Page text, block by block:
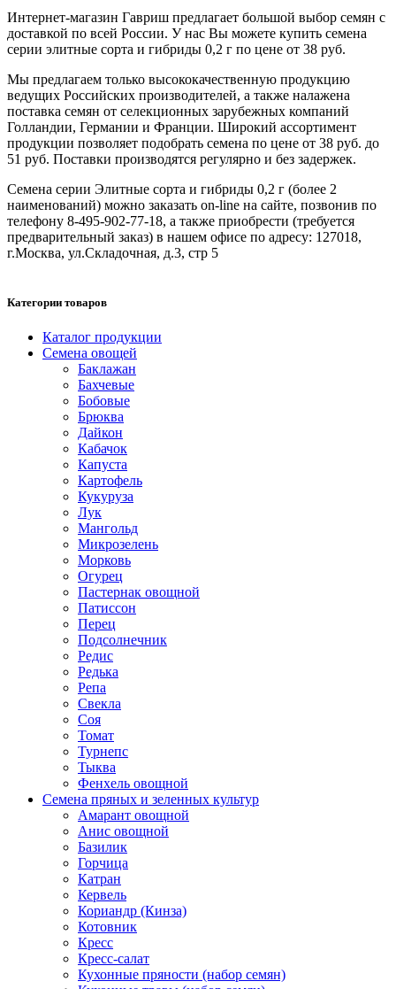
Интернет-магазин Гавриш предлагает большой выбор семян с
доставкой по всей России. У нас Вы можете купить семена
серии элитные сорта и гибриды 0,2 г по цене от 38 руб.
Мы предлагаем только высококачественную продукцию
ведущих Российских производителей, а также налажена
поставка семян от селекционных зарубежных компаний
Голландии, Германии и Франции. Широкий ассортимент
продукции позволяет подобрать семена по цене от 38 руб. до
51 руб. Поставки производятся регулярно и без задержек.
Семена серии Элитные сорта и гибриды 0,2 г (более 2
наименований) можно заказать on-line на сайте, позвонив по
телефону 8-495-902-77-18, а также приобрести (требуется
предварительный заказ) в нашем офисе по адресу: 127018,
г.Москва, ул.Складочная, д.3, стр 5
Категории товаров
Каталог продукции
Семена овощей
Баклажан
Бахчевые
Бобовые
Брюква
Дайкон
Кабачок
Капуста
Картофель
Кукуруза
Лук
Мангольд
Микрозелень
Морковь
Огурец
Пастернак овощной
Патиссон
Перец
Подсолнечник
Редис
Редька
Репа
Свекла
Соя
Томат
Турнепс
Тыква
Фенхель овощной
Семена пряных и зеленных культур
Амарант овощной
Анис овощной
Базилик
Горчица
Катран
Кервель
Кориандр (Кинза)
Котовник
Кресс
Кресс-салат
Кухонные пряности (набор семян)